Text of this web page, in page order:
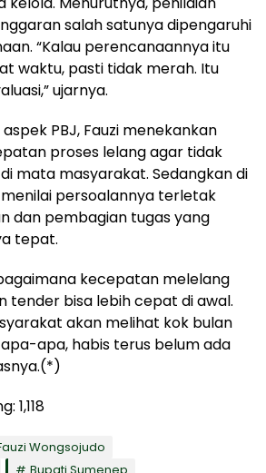
salah satunya dipengaruhi
“Kalau perencanaannya itu
waktu, pasti tidak merah. Itu
ujarnya.
PBJ, Fauzi menekankan
proses lelang agar tidak
mata masyarakat. Sedangkan di
menilai persoalannya terletak
dan pembagian tugas yang
tepat.
kecepatan melelang
tender bisa lebih cepat di awal.
akan melihat kok bulan
apa, habis terus belum ada
1,118
Wongsojudo